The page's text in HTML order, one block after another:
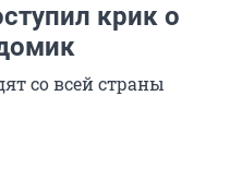
крик о
со всей страны